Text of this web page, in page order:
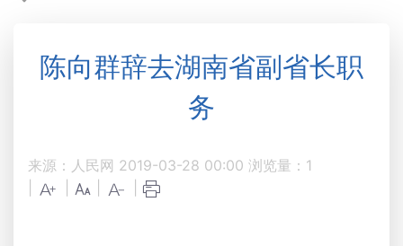
陈向群辞去湖南省副省长职
务
来源：人民网 2019-03-28 00:00 浏览量： 1